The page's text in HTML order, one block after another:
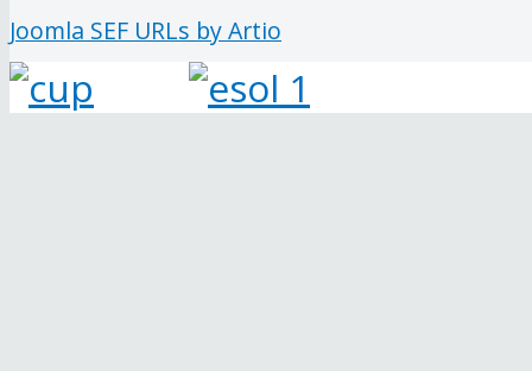
Joomla SEF URLs by Artio